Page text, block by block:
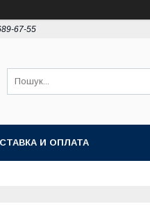
67-55
И ОПЛАТА